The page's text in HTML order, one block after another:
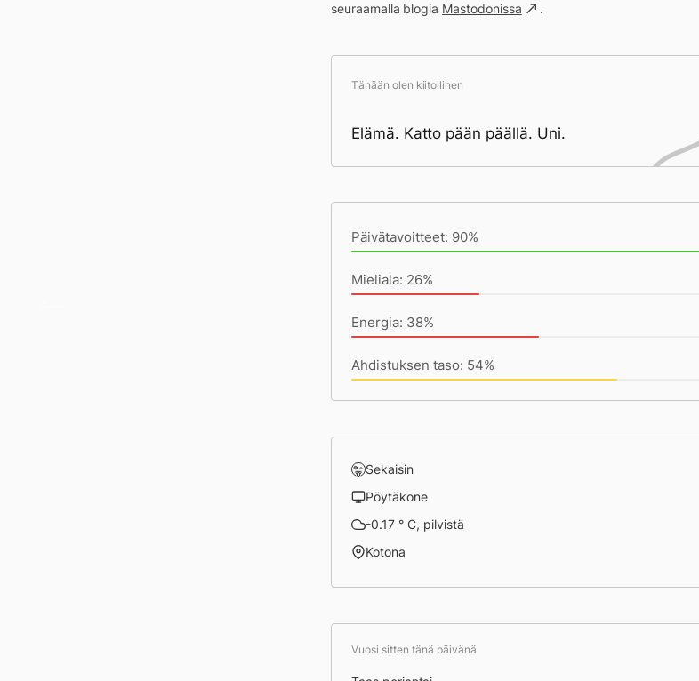
seuraamalla blogia Mastodonissa .
Tänään olen kiitollinen
Elämä. Katto pään päällä. Uni.
Päivätavoitteet: 90%
Mieliala: 26%
Energia: 38%
Ahdistuksen taso: 54%
Sekaisin
Pöytäkone
-0.17 ° C, pilvistä
Kotona
Vuosi sitten tänä päivänä
Maanantai